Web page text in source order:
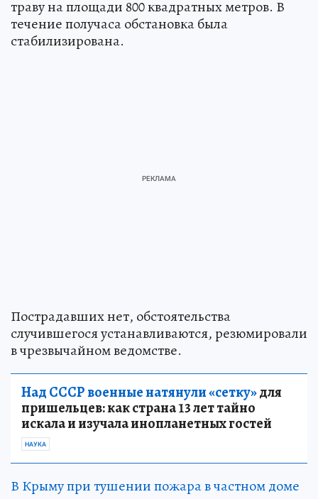
траву на площади 800 квадратных метров. В
течение получаса обстановка была
стабилизирована.
Пострадавших нет, обстоятельства
случившегося устанавливаются, резюмировали
в чрезвычайном ведомстве.
Над СССР военные натянули «сетку»для
пришельцев: как страна 13 лет тайно
искала и изучала инопланетных гостей
НАУКА
В Крыму при тушении пожара в частном доме